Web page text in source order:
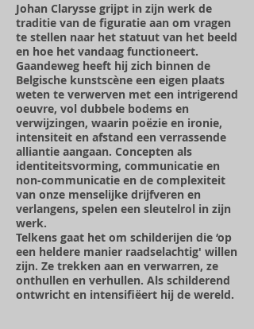
Johan Clarysse grijpt in zijn werk de
traditie van de figuratie aan om vragen
te stellen naar het statuut van het beeld
en hoe het vandaag functioneert.
Gaandeweg heeft hij zich binnen de
Belgische kunstscène een eigen plaats
weten te verwerven met een intrigerend
oeuvre, vol dubbele bodems en
verwijzingen, waarin poëzie en ironie,
intensiteit en afstand een verrassende
alliantie aangaan. Concepten als
identiteitsvorming, communicatie en
non-communicatie en de complexiteit
van onze menselijke drijfveren en
verlangens, spelen een sleutelrol in zijn
werk.
Telkens gaat het om schilderijen die ‘op
een heldere manier raadselachtig' willen
zijn. Ze trekken aan en verwarren, ze
onthullen en verhullen. Als schilderend
ontwricht en intensifiëert hij de wereld.